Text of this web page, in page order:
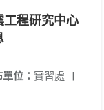
工程研究中心
位： 實習處 |